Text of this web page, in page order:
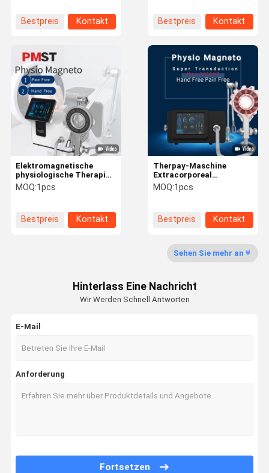
Haus Produkte Über Uns
Fabrik-
Ausflug
Qualitätskon
Treten Sie
Shopping
Stoßwellen-Therapie-Maschine
Tecar-Therapie-Maschine
Luftdruck-Therapie-Maschine
Fette Gefriehrmaschine Cryolipolysis
Bestpreis Kontakt
Schmerzlinderung
Bestpreis Kontakt
Therpay-Maschine
Extracorporeal
Transduction Emtt der
magnetelektrischen
Musculoskeletal Schmerz
MOQ:1pcs
Bestpreis Kontakt
Elektromagnetische
physiologische Therapie-
Hauptmaschine der
magnetelektrischen
MOQ:1pcs
Bestpreis Kontakt
Sehen Sie mehr an
Hinterlass Eine Nachricht
Wir Werden Schnell Antworten
E-Mail
Anforderung
Fortsetzen